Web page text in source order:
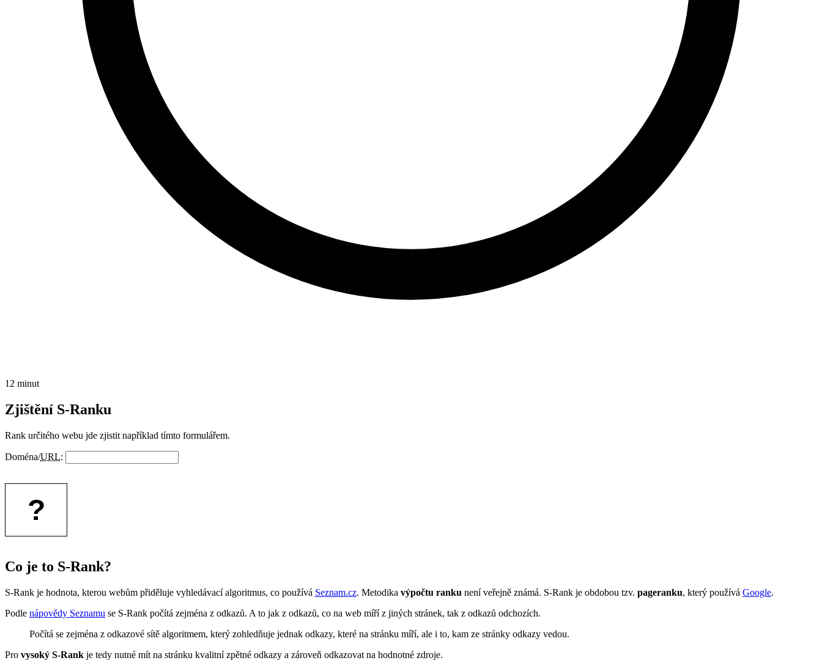
12 minut
Zjištění S-Ranku
Rank určitého webu jde zjistit například tímto formulářem.
Doména/URL:
?
Co je to S-Rank?
S-Rank je hodnota, kterou webům přiděluje vyhledávací algoritmus, co používá Seznam.cz. Metodika výpočtu ranku není veřejně známá. S-Rank je obdobou tzv. pageranku, který používá Google.
Podle nápovědy Seznamu se S-Rank počítá zejména z odkazů. A to jak z odkazů, co na web míří z jiných stránek, tak z odkazů odchozích.
Počítá se zejména z odkazové sítě algoritmem, který zohledňuje jednak odkazy, které na stránku míří, ale i to, kam ze stránky odkazy vedou.
Pro vysoký S-Rank je tedy nutné mít na stránku kvalitní zpětné odkazy a zároveň odkazovat na hodnotné zdroje.